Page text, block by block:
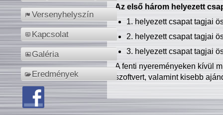
Versenyhelyszín
Kapcsolat
Galéria
Eredmények
Az első három helyezett
1. helyezett csapat tagjai
2. helyezett csapat tagjai
3. helyezett csapat tagjai
A fenti nyereményeken kívül
szoftvert, valamint kisebb